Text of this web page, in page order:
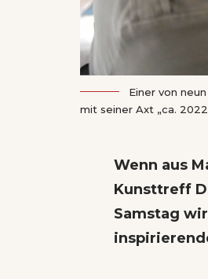
Einer von
mit seiner Axt „ca.
Wenn aus
Kunsttreff
Samstag